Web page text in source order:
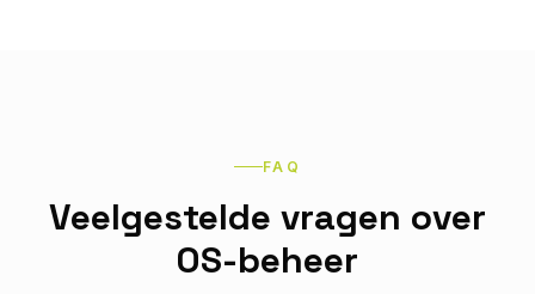
FAQ
Veelgestelde vragen over
OS-beheer